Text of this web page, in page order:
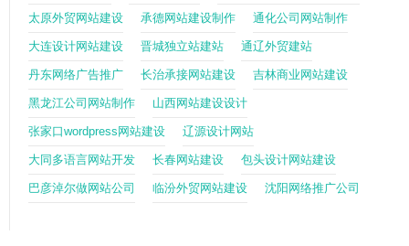
太原外贸网站建设 承德网站建设制作 通化公司网站制作
大连设计网站建设 晋城独立站建站 通辽外贸建站
丹东网络广告推广 长治承接网站建设 吉林商业网站建设
黑龙江公司网站制作 山西网站建设设计
张家口wordpress网站建设 辽源设计网站
大同多语言网站开发 长春网站建设 包头设计网站建设
巴彦淖尔做网站公司 临汾外贸网站建设 沈阳网络推广公司